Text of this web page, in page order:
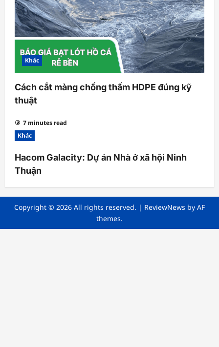
Khác
Cách cắt màng chống thấm HDPE đúng kỹ
thuật
7 minutes read
Khác
Hacom Galacity: Dự án Nhà ở xã hội Ninh
Thuận
Copyright © 2026 All rights reserved. | ReviewNews by AF
themes.